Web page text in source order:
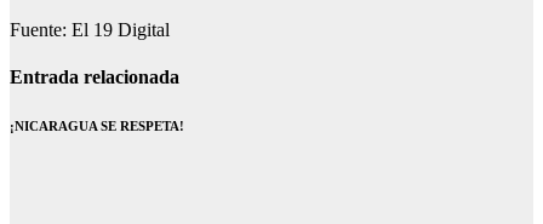
Fuente: El 19 Digital
Entrada relacionada
¡NICARAGUA SE RESPETA!